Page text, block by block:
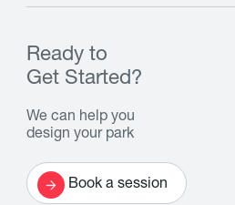
Ready to
Get Started?
We can help you
design your park
Book a session